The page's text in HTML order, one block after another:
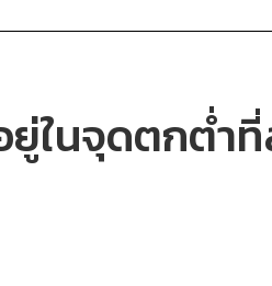
ยู่ในจุดตกต่ำ